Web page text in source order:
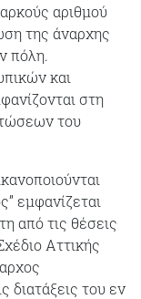
αριθμού
της άναρχης
πόλη.
και
στη
του
εμφανίζεται
από τις θέσεις
Αττικής
διατάξεις του εν